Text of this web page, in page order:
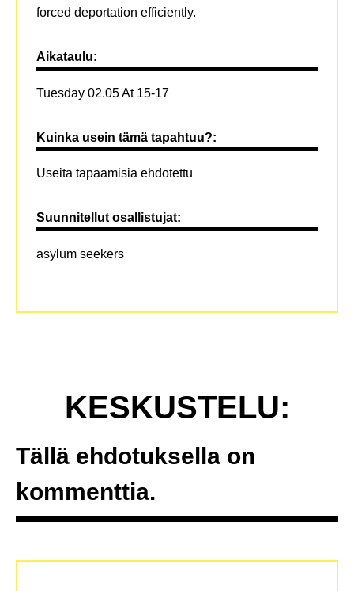
forced deportation efficiently.
Aikataulu:
Tuesday 02.05 At 15-17
Kuinka usein tämä tapahtuu?:
Useita tapaamisia ehdotettu
Suunnitellut osallistujat:
asylum seekers
KESKUSTELU:
Tällä ehdotuksella on
kommenttia.